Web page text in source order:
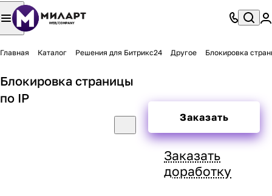
Главная Каталог Решения для Битрикс24 Другое Блокировка
Блокировка страницы
по IP
Заказать
Заказать
доработку